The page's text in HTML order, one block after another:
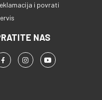
i povrati
NAS